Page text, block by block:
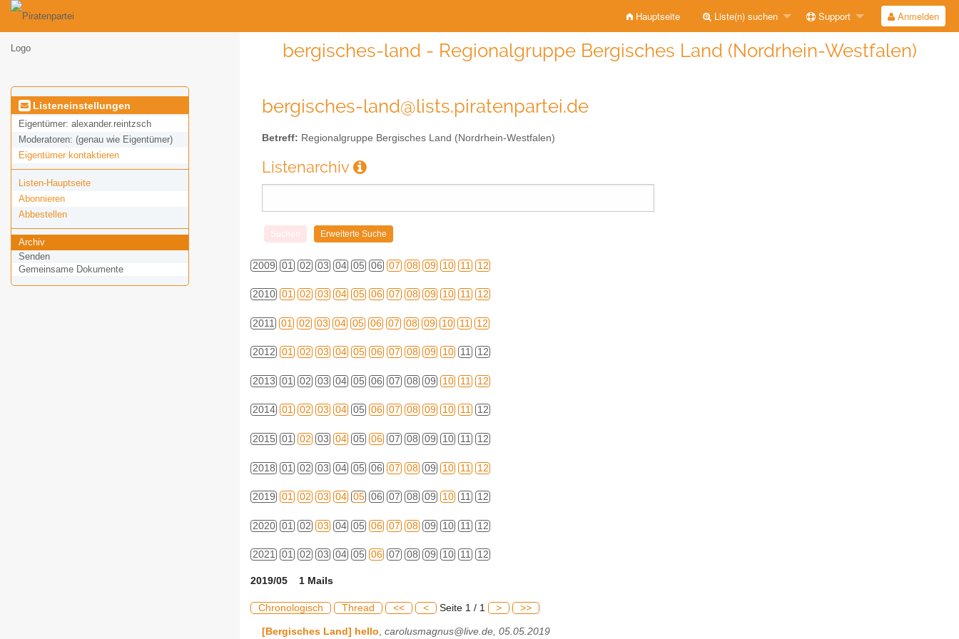
Hauptseite Liste(n) suchen Support Anmelden
bergisches-land - Regionalgruppe Bergisches Land (Nordrhein-Westfalen)
Listeneinstellungen
Eigentümer: alexander.reintzsch
Moderatoren: (genau wie Eigentümer)
Eigentümer kontaktieren
Listen-Hauptseite
Abonnieren
Abbestellen
Archiv
Senden
Gemeinsame Dokumente
bergisches-land@lists.piratenpartei.de
Betreff: Regionalgruppe Bergisches Land (Nordrhein-Westfalen)
Listenarchiv
2009 01 02 03 04 05 06 07 08 09 10 11 12
2010 01 02 03 04 05 06 07 08 09 10 11 12
2011 01 02 03 04 05 06 07 08 09 10 11 12
2012 01 02 03 04 05 06 07 08 09 10 11 12
2013 01 02 03 04 05 06 07 08 09 10 11 12
2014 01 02 03 04 05 06 07 08 09 10 11 12
2015 01 02 03 04 05 06 07 08 09 10 11 12
2018 01 02 03 04 05 06 07 08 09 10 11 12
2019 01 02 03 04 05 06 07 08 09 10 11 12
2020 01 02 03 04 05 06 07 08 09 10 11 12
2021 01 02 03 04 05 06 07 08 09 10 11 12
2019/05 1 Mails
Chronologisch Thread << < Seite 1 / 1 > >>
[Bergisches Land] hello carolusmagnus@live.de, 05.05.2019